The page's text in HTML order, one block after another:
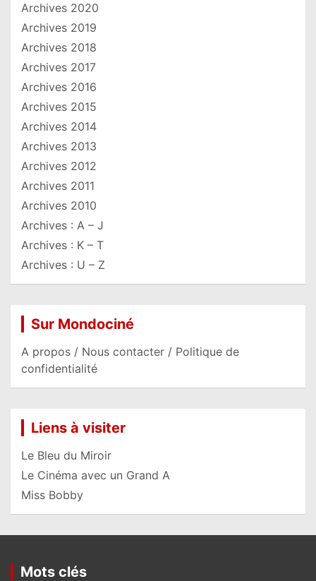
Archives 2020
Archives 2019
Archives 2018
Archives 2017
Archives 2016
Archives 2015
Archives 2014
Archives 2013
Archives 2012
Archives 2011
Archives 2010
Archives : A – J
Archives : K – T
Archives : U – Z
Sur Mondociné
A propos / Nous contacter / Politique de
confidentialité
Liens à visiter
Le Bleu du Miroir
Le Cinéma avec un Grand A
Miss Bobby
Mots clés